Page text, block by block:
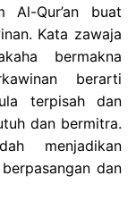
Qur’an buat
Kata zawaja
bermakna
berarti
terpisah dan
dan bermitra.
menjadikan
dan